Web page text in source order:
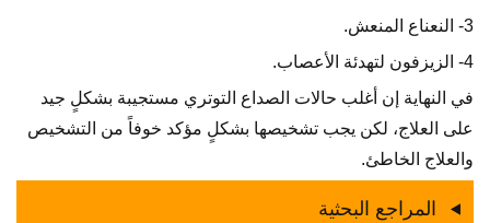
3- النعناع المنعش.
4- الزيزفون لتهدئة الأعصاب.
في النهاية إن أغلب حالات الصداع التوتري مستجيبة بشكلٍ جيد
على العلاج، لكن يجب تشخيصها بشكلٍ مؤكد خوفاً من التشخيص
والعلاج الخاطئ.
المراجع البحثية